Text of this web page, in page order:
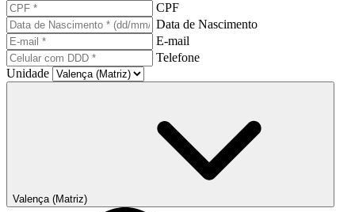
CPF
Data de Nascimento
E-mail
Telefone
Unidade
Valença (Matriz)